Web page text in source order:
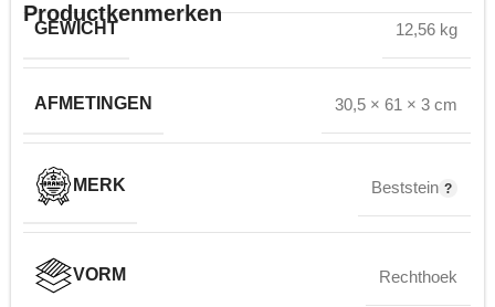
Productkenmerken
GEWICHT 12,56 kg
AFMETINGEN 30,5 × 61 × 3 cm
MERK Beststein
VORM Rechthoek